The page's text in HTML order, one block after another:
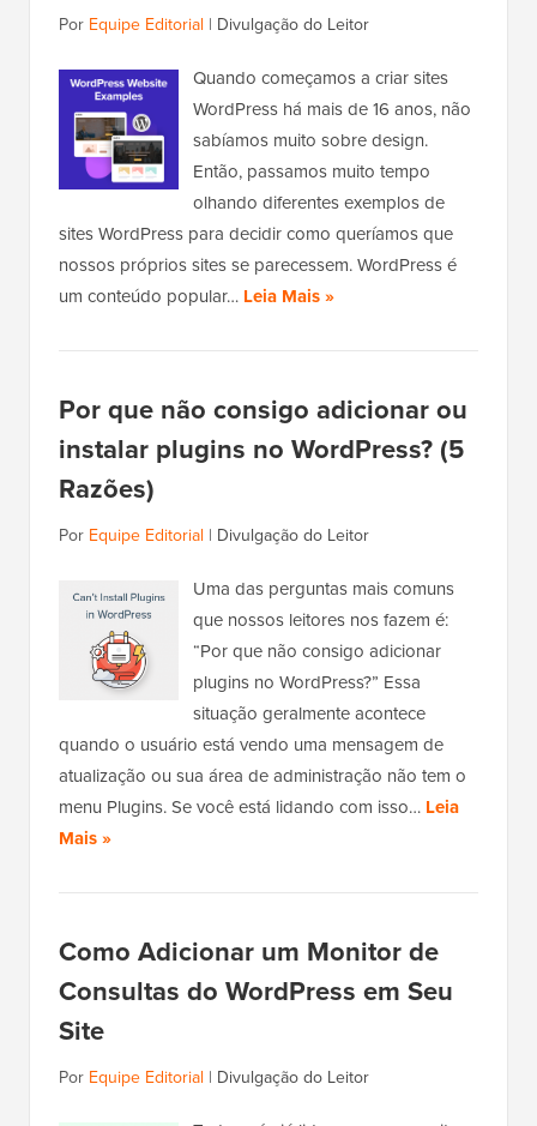
Por Equipe Editorial | Divulgação do Leitor
Quando começamos a criar sites
WordPress há mais de 16 anos, não
sabíamos muito sobre design.
Então, passamos muito tempo
olhando diferentes exemplos de
sites WordPress para decidir como queríamos que
nossos próprios sites se parecessem. WordPress é
um conteúdo popular… Leia Mais »
Por que não consigo adicionar ou
instalar plugins no WordPress? (5
Razões)
Por Equipe Editorial | Divulgação do Leitor
Uma das perguntas mais comuns
que nossos leitores nos fazem é:
“Por que não consigo adicionar
plugins no WordPress?” Essa
situação geralmente acontece
quando o usuário está vendo uma mensagem de
atualização ou sua área de administração não tem o
menu Plugins. Se você está lidando com isso… Leia
Mais »
Como Adicionar um Monitor de
Consultas do WordPress em Seu
Site
Por Equipe Editorial | Divulgação do Leitor